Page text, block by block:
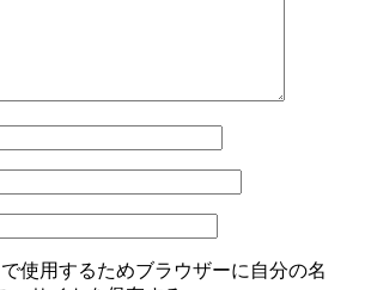
使用するためブラウザーに自分の名